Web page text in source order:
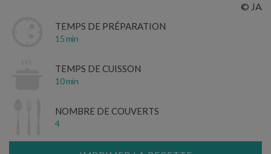
© JA
TEMPS DE PRÉPARATION
15 min
TEMPS DE CUISSON
10 min
NOMBRE DE COUVERTS
4